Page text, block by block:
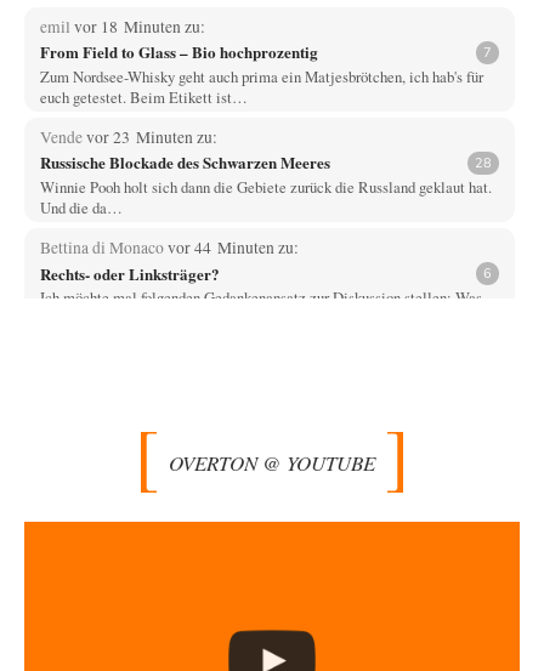
emil vor 18 Minuten zu:
From Field to Glass – Bio hochprozentig 7
Zum Nordsee-Whisky geht auch prima ein Matjesbrötchen, ich hab's für
euch getestet. Beim Etikett ist…
Vendevor 23 Minuten zu:
Russische Blockade des Schwarzen Meeres 28
Winnie Pooh holt sich dann die Gebiete zurück die Russland geklaut hat.
Und die da…
Bettina di Monacovor 44 Minuten zu:
Rechts- oder Linksträger? 6
Ich möchte mal folgenden Gedankenansatz zur Diskussion stellen: Was
Machtlosigkeit auf. Viel Theater, wenig Einfluss.
vor 1 Stunde zu:
»Der freie Wille ist ein Mythos«
Herr Erdmann spricht von "Moral und Ethik" und ist in seinem Herzen
@AeaP Vor der "Wende" 1989/90 gab es im Wertewesten schon eine
Wende, die "geistig-moralische Wende"…
OVERTON @ YOUTUBE